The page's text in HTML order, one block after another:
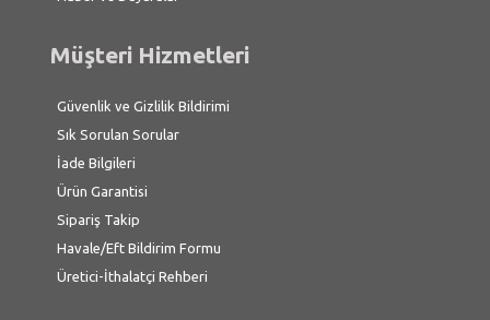
Müşteri Hizmetleri
Güvenlik ve Gizlilik Bildirimi
Sık Sorulan Sorular
İade Bilgileri
Ürün Garantisi
Sipariş Takip
Havale/Eft Bildirim Formu
Üretici-İthalatçi Rehberi